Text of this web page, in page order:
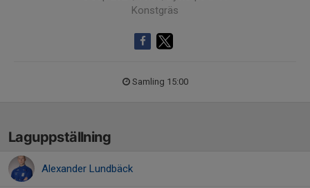
Konstgräs
Samling 15:00
Laguppställning
Alexander Lundbäck